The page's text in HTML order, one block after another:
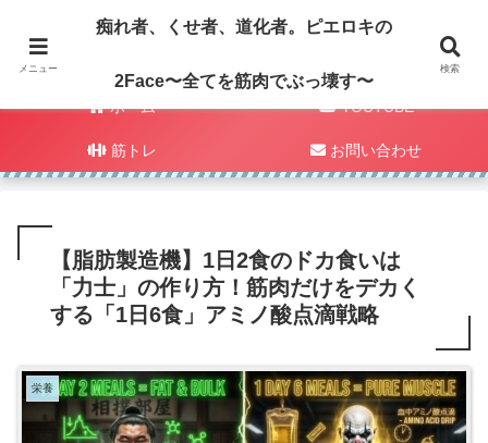
ホーム YOUTUBE
筋トレ お問い合わせ
【脂肪製造機】1日2食のドカ食いは
「力士」の作り方！筋肉だけをデカく
する「1日6食」アミノ酸点滴戦略
栄養
メニュー
痴れ者、くせ者、道化者。ピエロキの
2Face〜全てを筋肉でぶっ壊す〜
検索